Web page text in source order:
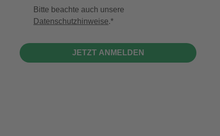
Bitte beachte auch unsere
Datenschutzhinweise.
JETZT ANMELDEN